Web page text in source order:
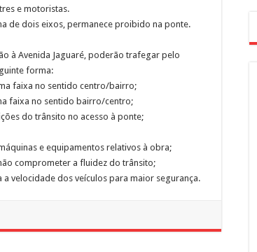
e motoristas.
de dois eixos, permanece proibido na ponte.
à Avenida Jaguaré, poderão trafegar pelo
forma:
faixa no sentido centro/bairro;
faixa no sentido bairro/centro;
do trânsito no acesso à ponte;
e equipamentos relativos à obra;
comprometer a fluidez do trânsito;
velocidade dos veículos para maior segurança.